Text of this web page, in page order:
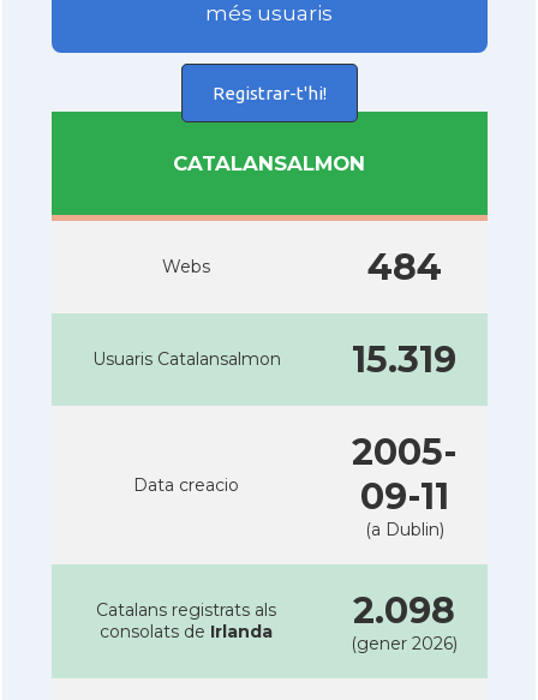
més usuaris
Registrar-t'hi!
CATALANSALMON
Webs 484
Usuaris Catalansalmon 15.319
Data creacio
2005-
09-11
(a Dublin)
Catalans registrats als
consolats de Irlanda 2.098
(gener 2026)